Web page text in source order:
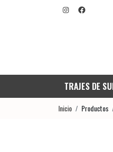
TRAJES DE
Inicio Productos